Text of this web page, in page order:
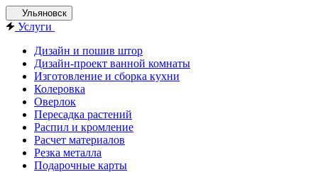
Ульяновск
Услуги
Дизайн и пошив штор
Дизайн-проект ванной комнаты
Изготовление и сборка кухни
Колеровка
Оверлок
Пересадка растений
Распил и кромление
Расчет материалов
Резка металла
Подарочные карты